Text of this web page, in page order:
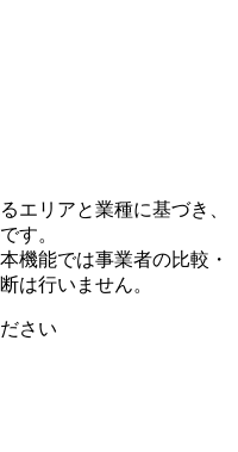
エリアと業種に基づき、
す。
機能では事業者の比較・
は行いません。
さい